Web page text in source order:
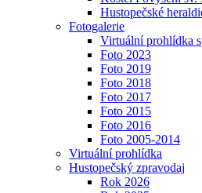
Hustopečské
Fotogalerie
Virtuální prohlídka
Foto 2023
Foto 2019
Foto 2018
Foto 2017
Foto 2015
Foto 2016
Foto 2005-2014
Virtuální prohlídka
Hustopečský zpravodaj
Rok 2026